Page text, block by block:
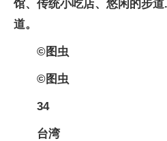
馆、传统小吃店、悠闲的步
道。
©图虫
©图虫
34
台湾